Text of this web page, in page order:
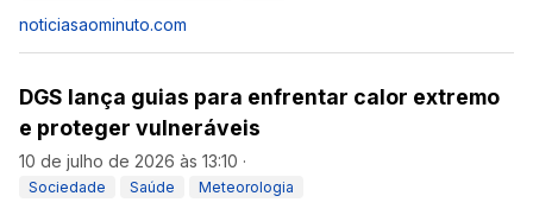
noticiasaominuto.com
DGS lança guias para enfrentar calor extremo
e proteger vulneráveis
10 de julho de 2026 às 13:10 ·
Sociedade Saúde Meteorologia